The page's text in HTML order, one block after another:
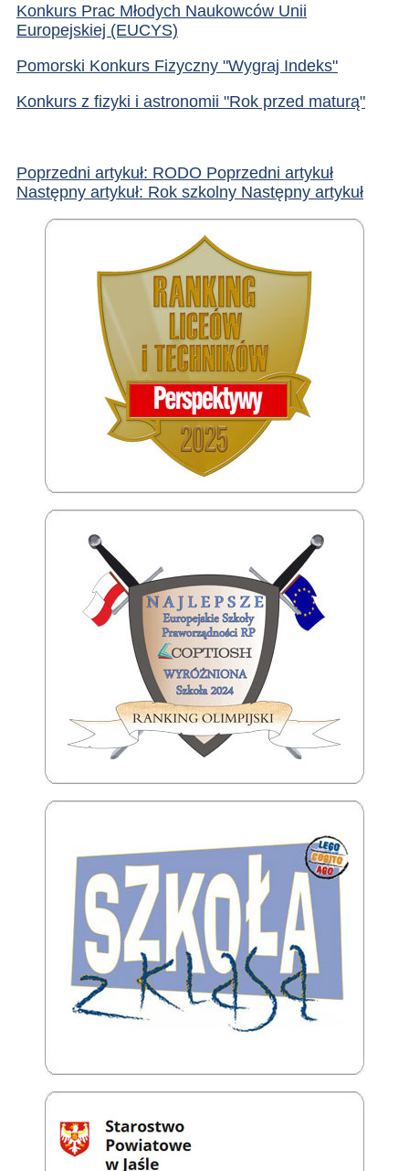
Konkurs Prac Młodych Naukowców Unii
Europejskiej (EUCYS)
Pomorski Konkurs Fizyczny "Wygraj Indeks"
Konkurs z fizyki i astronomii "Rok przed maturą"
Poprzedni artykuł: RODO Poprzedni artykuł
Następny artykuł: Rok szkolny Następny artykuł